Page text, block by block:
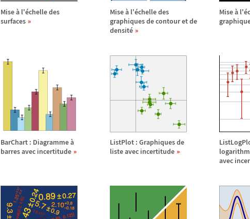
Miseà l'échelle des
surfaces
Miseà l'échelle des
graphiques de contour et de
densité
Miseà l'é
BarChart : Diagrammeà
barres avec incertitude
ListPlot : Graphiques de
liste avec incertitude
avec